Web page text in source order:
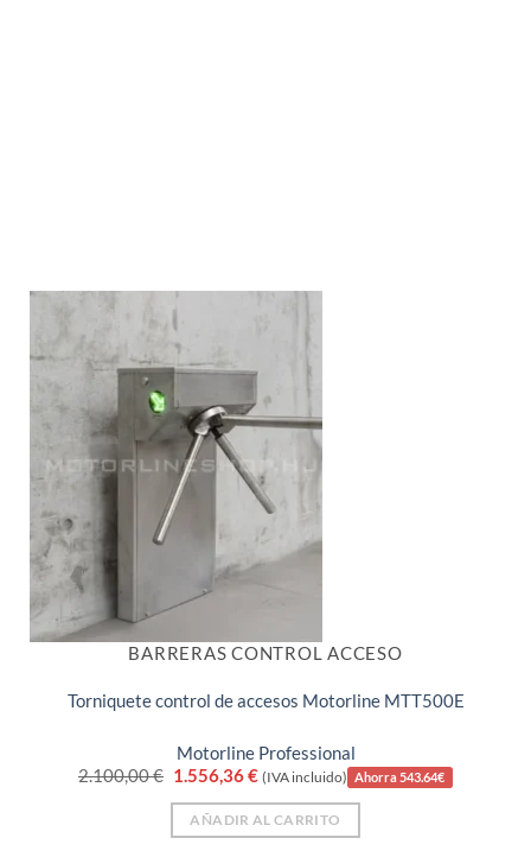
BARRERAS CONTROL ACCESO
Torniquete control de accesos Motorline MTT500E
Motorline Professional
2.100,00€ El
precio
original
era:
2.100,00 €.
1.556,36€El
precio
actual
es:
1.556,36 €.
(IVA incluido) Ahorra 543.64€
AÑADIR AL CARRITO